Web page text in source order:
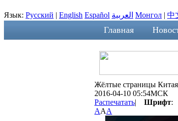
Язык: Русский | English Español العربية Монгол | 中
Главная
Жёлтые страницы
2016-04-10 05:54МСК
Распечатать| Шрифт:
AAA